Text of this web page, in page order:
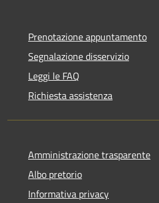
Prenotazione appuntamento
Segnalazione disservizio
Leggi le FAQ
Richiesta assistenza
Amministrazione trasparente
Albo pretorio
Informativa privacy